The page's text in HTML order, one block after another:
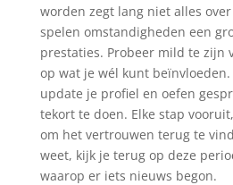
worden zegt lang niet alles
spelen omstandigheden een
prestaties. Probeer mild te zijn
op wat je wél kunt beïnvloeden.
update je profiel en oefen
tekort te doen. Elke stap
om het vertrouwen terug te
weet, kijk je terug op deze
waarop er iets nieuws begon.